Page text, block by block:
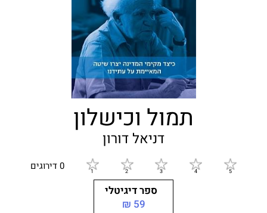
תמול וכישלון
דניאל דורון
0 דירוגים
ספר דיגיטלי
59 ₪